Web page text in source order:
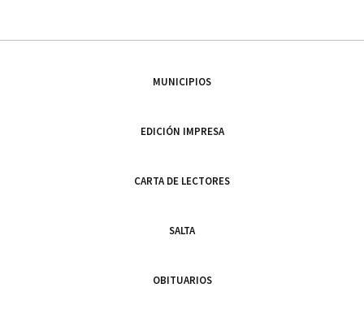
MUNICIPIOS
EDICIÓN IMPRESA
CARTA DE LECTORES
SALTA
OBITUARIOS